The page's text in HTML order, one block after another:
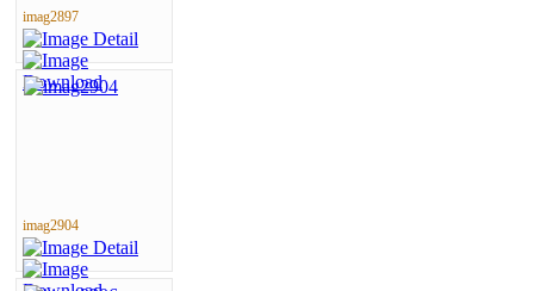
imag2897
imag2904